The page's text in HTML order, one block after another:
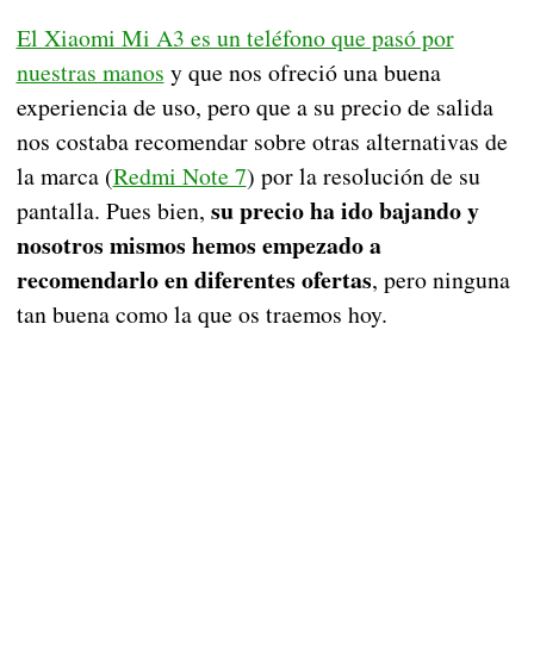
El Xiaomi Mi A3 es un teléfono que pasó por
nuestras manos y que nos ofreció una buena
experiencia de uso, pero que a su precio de salida
nos costaba recomendar sobre otras alternativas de
la marca (Redmi Note 7) por la resolución de su
pantalla. Pues bien, su precio ha ido bajando y
nosotros mismos hemos empezado a
recomendarlo en diferentes ofertas, pero ninguna
tan buena como la que os traemos hoy.